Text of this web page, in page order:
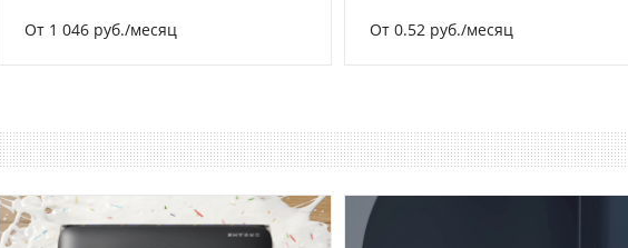
От 1 046 руб./месяц От 0.52 руб./месяц